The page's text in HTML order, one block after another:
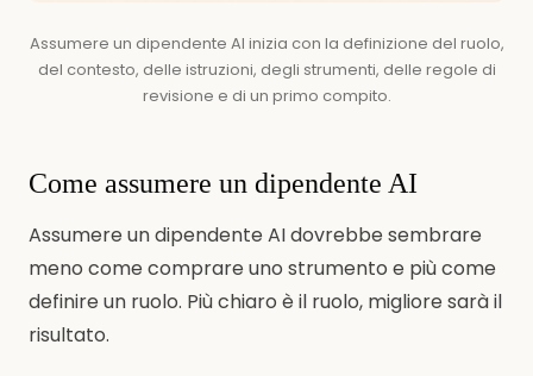
Assumere un dipendente AI inizia con la definizione del ruolo,
del contesto, delle istruzioni, degli strumenti, delle regole di
revisione e di un primo compito.
Come assumere un dipendente AI
Assumere un dipendente AI dovrebbe sembrare
meno come comprare uno strumento e più come
definire un ruolo. Più chiaro è il ruolo, migliore sarà il
risultato.